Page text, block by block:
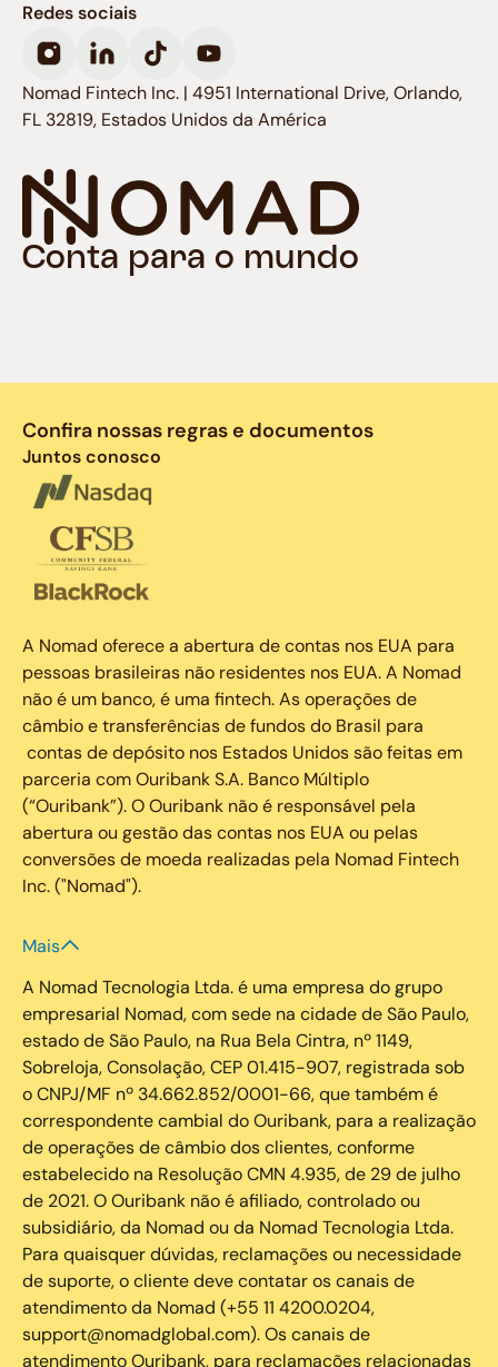
Conta para o mundo
Redes sociais
Nomad Fintech Inc. | 4951 International Drive, Orlando,
FL 32819, Estados Unidos da América
Confira nossas regras e documentos
Juntos conosco
A Nomad oferece a abertura de contas nos EUA para
pessoas brasileiras não residentes nos EUA. A Nomad
não é um banco, é uma fintech. As operações de
câmbio e transferências de fundos do Brasil para
contas de depósito nos Estados Unidos são feitas em
parceria com Ouribank S.A. Banco Múltiplo
(“Ouribank”). O Ouribank não é responsável pela
abertura ou gestão das contas nos EUA ou pelas
conversões de moeda realizadas pela Nomad Fintech
Inc. ("Nomad").
Mais
A Nomad Tecnologia Ltda. é uma empresa do grupo
empresarial Nomad, com sede na cidade de São Paulo,
estado de São Paulo, na Rua Bela Cintra, nº 1149,
Sobreloja, Consolação, CEP 01.415-907, registrada sob
o CNPJ/MF nº 34.662.852/0001-66, que também é
correspondente cambial do Ouribank, para a realização
de operações de câmbio dos clientes, conforme
estabelecido na Resolução CMN 4.935, de 29 de julho
de 2021. O Ouribank não é afiliado, controlado ou
subsidiário, da Nomad ou da Nomad Tecnologia Ltda.
Para quaisquer dúvidas, reclamações ou necessidade
de suporte, o cliente deve contatar os canais de
atendimento da Nomad (+55 11 4200.0204,
support@nomadglobal.com). Os canais de
atendimento Ouribank, para reclamações relacionadas